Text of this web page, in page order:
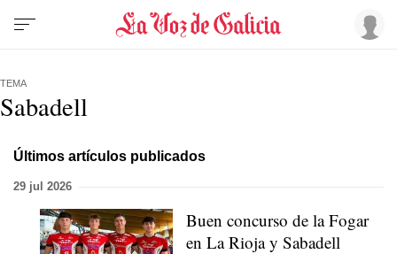
TEMA
Sabadell
Últimos artículos publicados
29 jul 2026
Buen concurso de la Fogar
en La Rioja y Sabadell